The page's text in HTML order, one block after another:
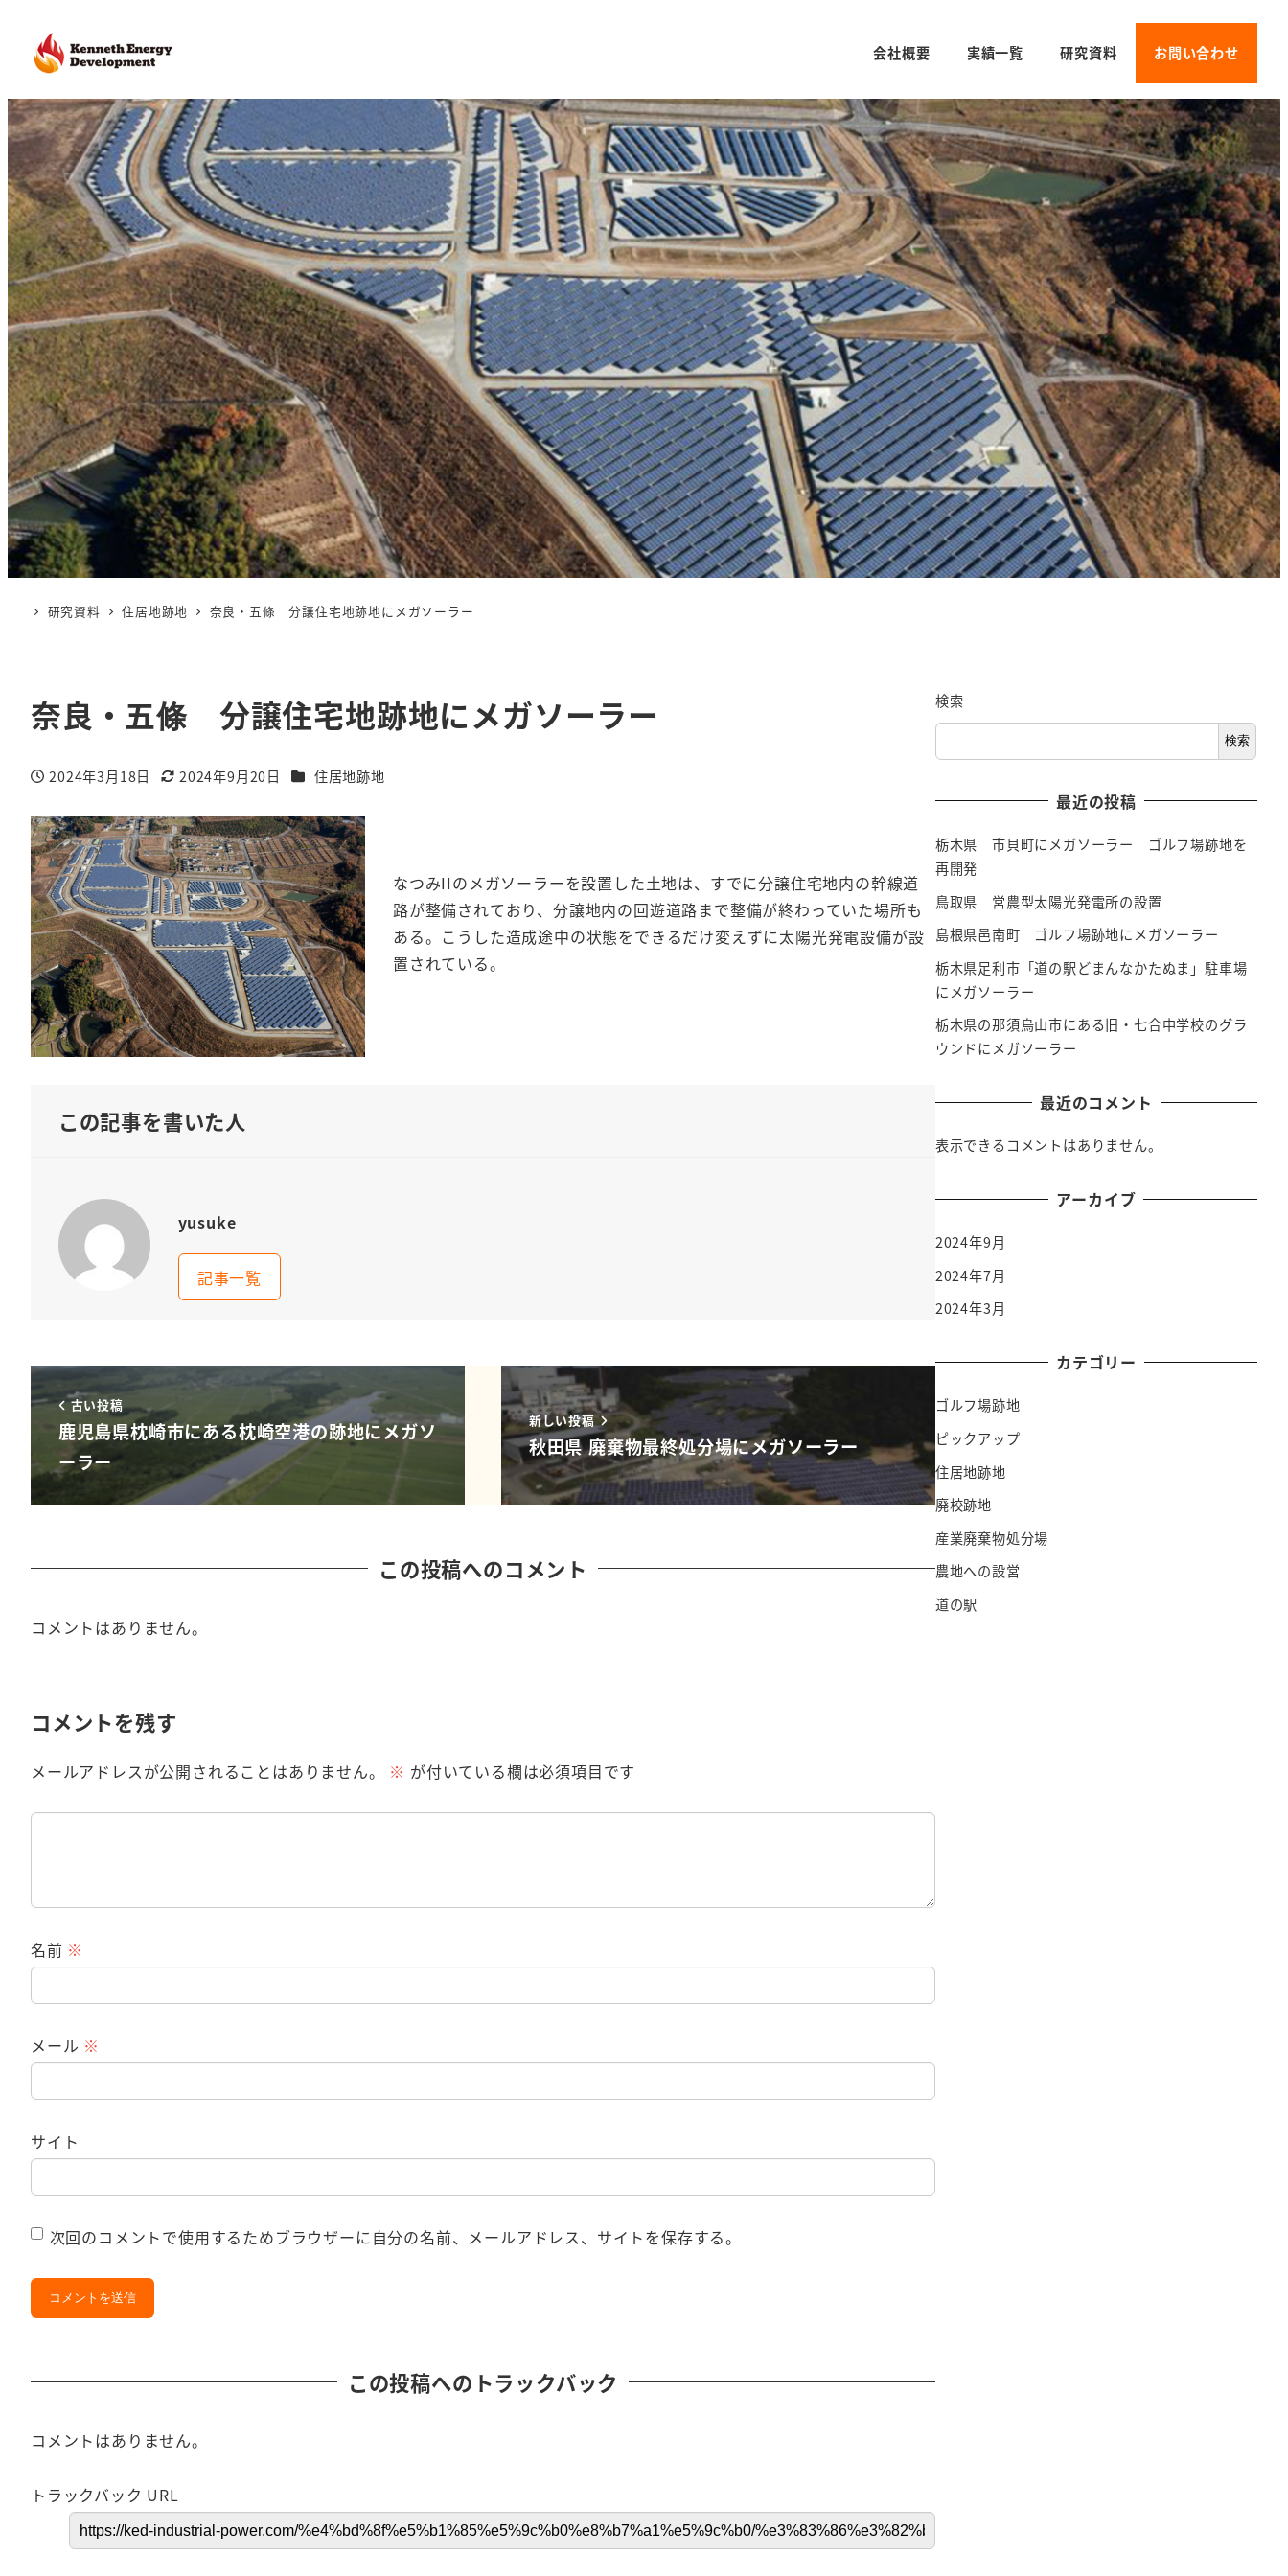
会社概要 実績一覧 研究資料 お問い合わせ
研究資料 住居地跡地 奈良・五條 分譲住宅地跡地にメガソーラー
奈良・五條 分譲住宅地跡地にメガソーラー
投稿日
2024年3月18日
更新日
2024年9月20日 カテゴリー
住居地跡地
なつみIIのメガソーラーを設置した土地は、すでに分譲住宅地内の幹線道
路が整備されており、分譲地内の回遊道路まで整備が終わっていた場所も
ある。こうした造成途中の状態をできるだけ変えずに太陽光発電設備が設
置されている。
この記事を書いた人
yusuke
記事一覧
古い投稿
鹿児島県枕崎市にある枕崎空港の跡地にメガソ
ーラー
新しい投稿
秋田県 廃棄物最終処分場にメガソーラー
この投稿へのコメント
コメントはありません。
コメントを残す
メールアドレスが公開されることはありません。 ※ が付いている欄は必須項目です
名前 ※
メール ※
サイト
次回のコメントで使用するためブラウザーに自分の名前、メールアドレス、サイトを保存する。
この投稿へのトラックバック
コメントはありません。
トラックバック URL
検索
検索
最近の投稿
栃木県 市貝町にメガソーラー ゴルフ場跡地を
再開発
鳥取県 営農型太陽光発電所の設置
島根県邑南町 ゴルフ場跡地にメガソーラー
栃木県足利市「道の駅どまんなかたぬま」駐車場
にメガソーラー
栃木県の那須烏山市にある旧・七合中学校のグラ
ウンドにメガソーラー
最近のコメント
表示できるコメントはありません。
アーカイブ
2024年9月
2024年7月
2024年3月
カテゴリー
ゴルフ場跡地
ピックアップ
住居地跡地
廃校跡地
産業廃棄物処分場
農地への設営
道の駅